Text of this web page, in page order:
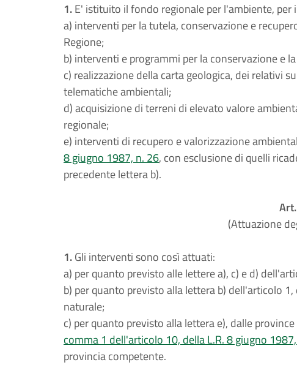
1.E' istituito il fondo regionale per l'ambiente,
a) interventi per la tutela, conservazione e
Regione;
b) interventi e programmi per la conservazione e
c) realizzazione della carta geologica, dei relativi
telematiche ambientali;
d) acquisizione di terreni di elevato valore
regionale;
e) interventi di recupero e valorizzazione
8 giugno 1987, n. 26, con esclusione di quelli
precedente lettera b).
(Attuazione
1.Gli interventi sono così attuati:
a) per quanto previsto alle lettere a), c) e d)
b) per quanto previsto alla lettera b) dell'articolo
naturale;
c) per quanto previsto alla lettera e), dalle
comma 1 dell'articolo 10, della L.R. 8 giugno
provincia competente.